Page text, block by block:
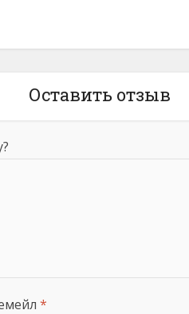
Оставить отзыв
*